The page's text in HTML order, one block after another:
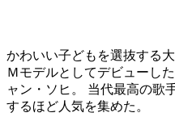
かわいい子どもを選抜する
Ｍモデルとしてデビューし
ャン・ソヒ。 当代最高の歌
するほど人気を集めた。